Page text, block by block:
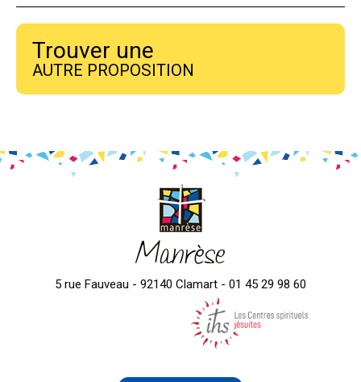
Trouver une
AUTRE PROPOSITION
Manrèse
5 rue Fauveau - 92140 Clamart - 01 45 29 98 60